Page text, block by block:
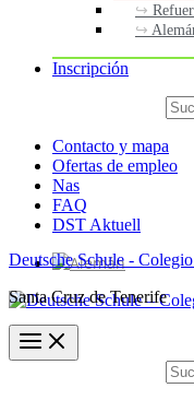
Inscripción
por:
Contacto y mapa
Ofertas de empleo
Nas
FAQ
DST Aktuell
Deutsche Schule -
Santa Cruz de Tenerife
por: